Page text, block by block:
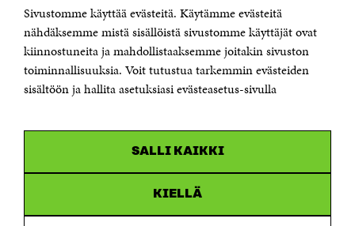
Sivustomme käyttää evästeitä. Käytämme evästeitä
nähdäksemme mistä sisällöistä sivustomme käyttäjät ovat
kiinnostuneita ja mahdollistaaksemme joitakin sivuston
toiminnallisuuksia. Voit tutustua tarkemmin evästeiden
sisältöön ja hallita asetuksiasi evästeasetus-sivulla
SALLI KAIKKI
KIELLÄ
Puhelin +358 294 618 991
Sähköpostiosoite
Saapumisohjeet
Y-tunnus 0202132-3
uudessa